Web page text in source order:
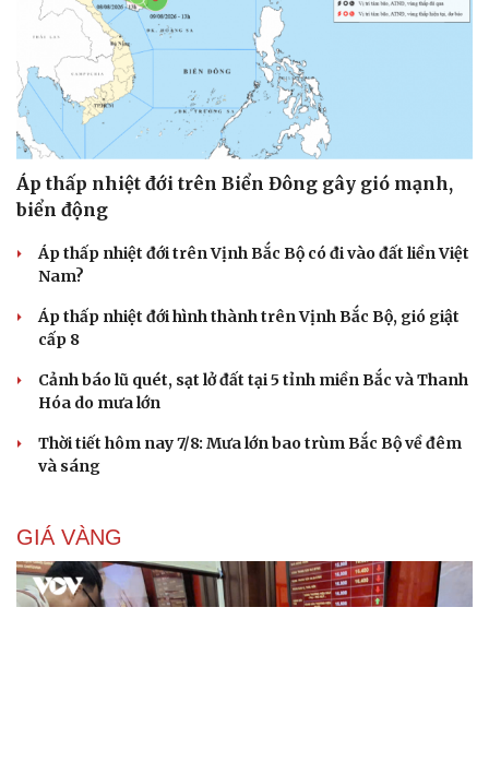
Áp thấp nhiệt đới trên Biển Đông gây gió mạnh,
biển động
Áp thấp nhiệt đới trên Vịnh Bắc Bộ có đi vào đất liền Việt
Nam?
Áp thấp nhiệt đới hình thành trên Vịnh Bắc Bộ, gió giật
cấp 8
Cảnh báo lũ quét, sạt lở đất tại 5 tỉnh miền Bắc và Thanh
Hóa do mưa lớn
Thời tiết hôm nay 7/8: Mưa lớn bao trùm Bắc Bộ về đêm
và sáng
GIÁ VÀNG